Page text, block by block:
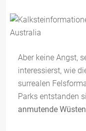
Aber keine Angst,
interessierst, wie
surrealen
Parks entstanden
anmutende